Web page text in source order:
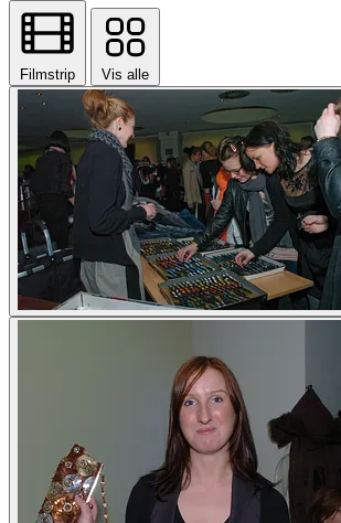
Filmstrip Vis alle